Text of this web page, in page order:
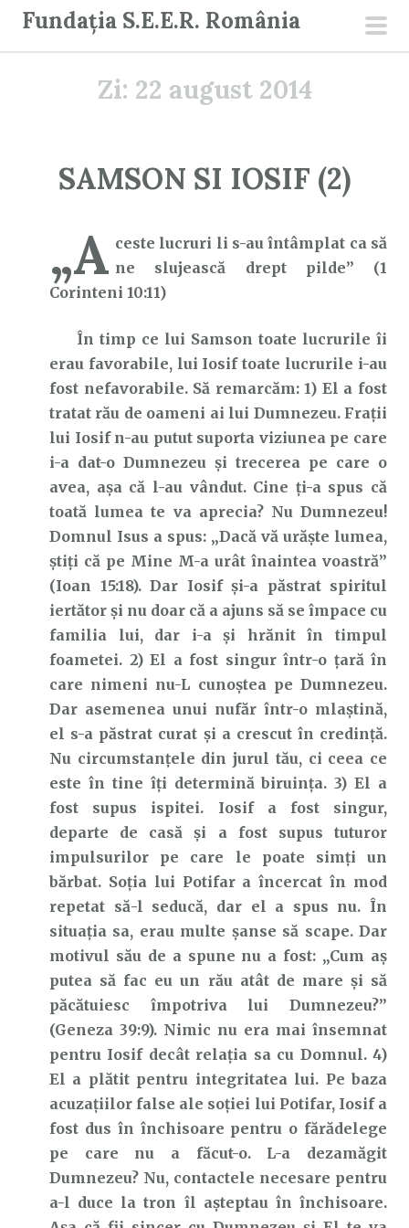
Fundația S.E.E.R. România
Zi: 22 august 2014
SAMSON SI IOSIF (2)
„A ceste lucruri li s-au întâmplat ca să
ne slujească drept pilde” (1
Corinteni 10:11)
În timp ce lui Samson toate lucrurile îi
erau favorabile, lui Iosif toate lucrurile i-au
fost nefavorabile. Să remarcăm: 1) El a fost
tratat rău de oameni ai lui Dumnezeu. Frații
lui Iosif n-au putut suporta viziunea pe care
i-a dat-o Dumnezeu și trecerea pe care o
avea, așa că l-au vândut. Cine ți-a spus că
toată lumea te va aprecia? Nu Dumnezeu!
Domnul Isus a spus: „Dacă vă urăşte lumea,
ştiţi că pe Mine M-a urât înaintea voastră”
(Ioan 15:18). Dar Iosif și-a păstrat spiritul
iertător și nu doar că a ajuns să se împace cu
familia lui, dar i-a și hrănit în timpul
foametei. 2) El a fost singur într-o țară în
care nimeni nu-L cunoștea pe Dumnezeu.
Dar asemenea unui nufăr într-o mlaștină,
el s-a păstrat curat și a crescut în credință.
Nu circumstanțele din jurul tău, ci ceea ce
este în tine îți determină biruinţa. 3) El a
fost supus ispitei. Iosif a fost singur,
departe de casă și a fost supus tuturor
impulsurilor pe care le poate simți un
bărbat. Soția lui Potifar a încercat în mod
repetat să-l seducă, dar el a spus nu. În
situația sa, erau multe șanse să scape. Dar
motivul său de a spune nu a fost: „Cum aş
putea să fac eu un rău atât de mare şi să
păcătuiesc împotriva lui Dumnezeu?”
(Geneza 39:9). Nimic nu era mai însemnat
pentru Iosif decât relația sa cu Domnul. 4)
El a plătit pentru integritatea lui. Pe baza
acuzațiilor false ale soției lui Potifar, Iosif a
fost dus în închisoare pentru o fărădelege
pe care nu a făcut-o. L-a dezamăgit
Dumnezeu? Nu, contactele necesare pentru
a-l duce la tron îl așteptau în închisoare.